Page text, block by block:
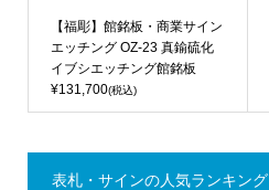
【福彫】館銘板・商業サイン
エッチング OZ-23 真鍮硫化
イブシエッチング館銘板
¥131,700(税込)
表札・サインの人気ランキング